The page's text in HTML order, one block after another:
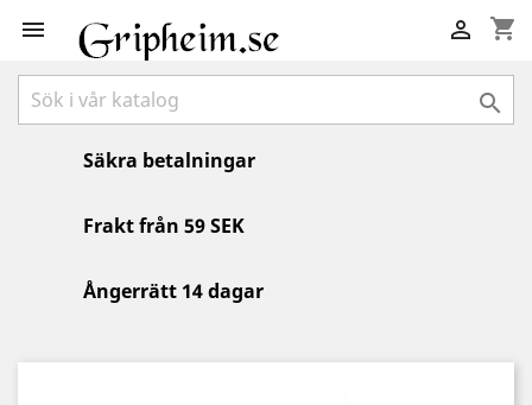
 shopping_cart


Säkra betalningar
Frakt från 59 SEK
Ångerrätt 14 dagar